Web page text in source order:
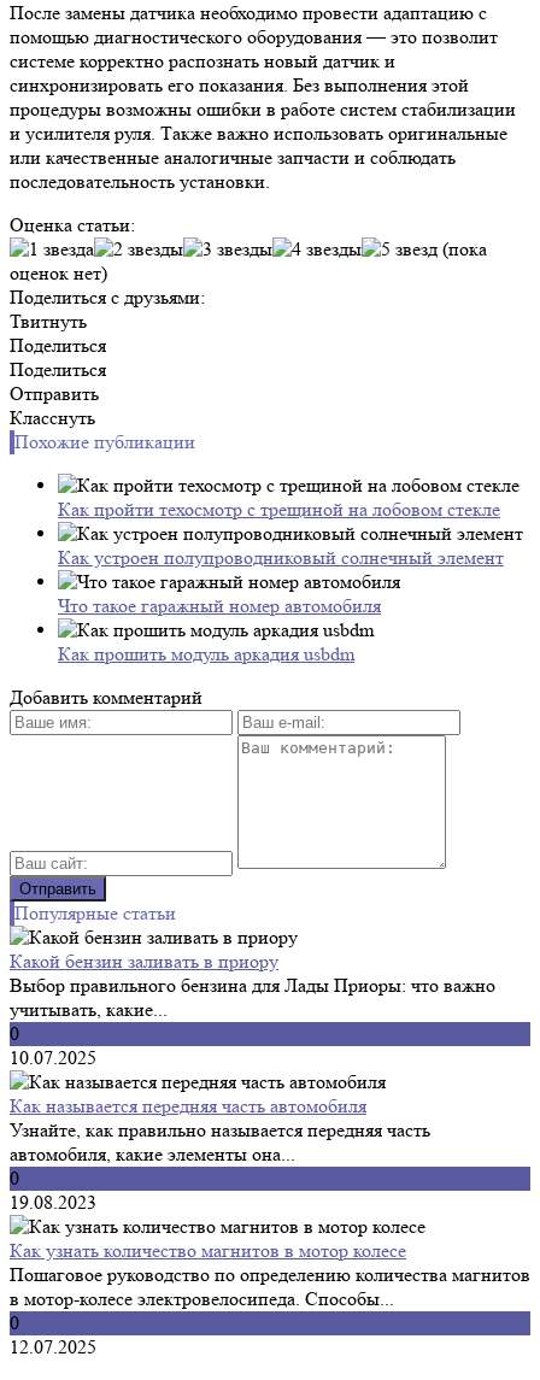
После замены датчика необходимо провести адаптацию с
помощью диагностического оборудования — это позволит
системе корректно распознать новый датчик и
синхронизировать его показания. Без выполнения этой
процедуры возможны ошибки в работе систем стабилизации
и усилителя руля. Также важно использовать оригинальные
или качественные аналогичные запчасти и соблюдать
последовательность установки.
Оценка статьи:
(пока
оценок нет)
Поделиться с друзьями:
Твитнуть
Поделиться
Поделиться
Отправить
Класснуть
Похожие публикации
Как пройти техосмотр с трещиной на лобовом стекле
Как устроен полупроводниковый солнечный элемент
Что такое гаражный номер автомобиля
Как прошить модуль аркадия usbdm
Добавить комментарий
Популярные статьи
Какой бензин заливать в приору
Выбор правильного бензина для Лады Приоры: что важно
учитывать, какие...
0
10.07.2025
Как называется передняя часть автомобиля
Узнайте, как правильно называется передняя часть
автомобиля, какие элементы она...
0
19.08.2023
Как узнать количество магнитов в мотор колесе
Пошаговое руководство по определению количества магнитов
в мотор-колесе электровелосипеда. Способы...
0
12.07.2025